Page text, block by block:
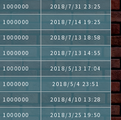
1000000 2018/7/31 23:25
1000000 2018/7/14 19:25
1000000 2018/7/13 18:58
1000000 2018/7/13 14:55
1000000 2018/5/13 17:04
1000000 2018/5/4 23:51
1000000 2018/4/10 13:28
1000000 2018/3/25 19:50